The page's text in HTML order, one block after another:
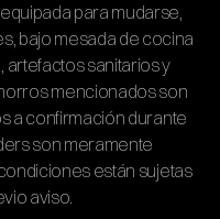
para mudarse,
bajo mesada de cocina
artefactos sanitarios y
mencionados son
a confirmación durante
son meramente
están sujetas
aviso.